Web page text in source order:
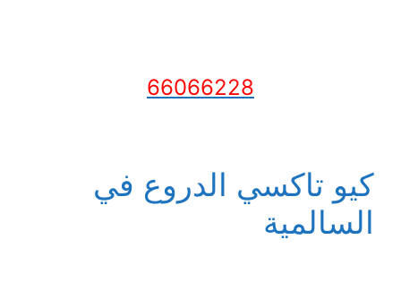
66066228
كيو تاكسي الدروع في
السالمية